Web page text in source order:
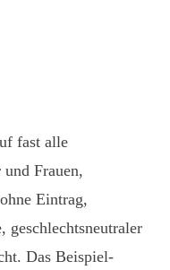
fast alle
Frauen,
Eintrag,
geschlechtsneutraler
Das Beispiel-